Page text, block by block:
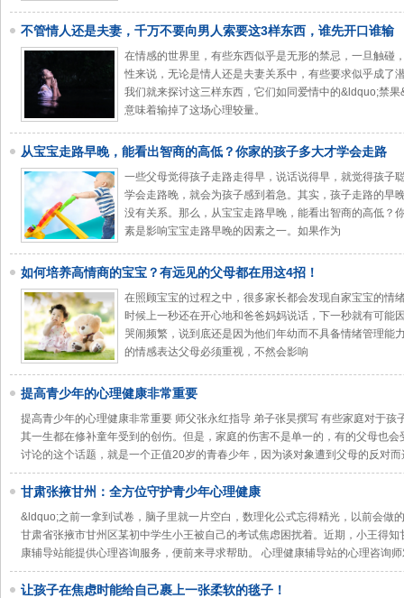
不管情人还是夫妻，千万不要向男人索要这3样东西，谁先开口谁输
在情感的世界里，有些东西似乎是无形的禁忌，一旦触碰
性来说，无论是情人还是夫妻关系中，有些要求似乎成了
我们就来探讨这三样东西，它们如同爱情中的&ldquo;禁
意味着输掉了这场心理较量。
从宝宝走路早晚，能看出智商的高低？你家的孩子多大才学会走路
一些父母觉得孩子走路走得早，说话说得早，就觉得孩子
学会走路晚，就会为孩子感到着急。其实，孩子走路的早
没有关系。那么，从宝宝走路早晚，能看出智商的高低？
素是影响宝宝走路早晚的因素之一。如果作为
如何培养高情商的宝宝？有远见的父母都在用这4招！
在照顾宝宝的过程之中，很多家长都会发现自家宝宝的情
时候上一秒还在开心地和爸爸妈妈说话，下一秒就有可能
哭闹频繁，说到底还是因为他们年幼而不具备情绪管理能
的情感表达父母必须重视，不然会影响
提高青少年的心理健康非常重要
提高青少年的心理健康非常重要 师父张永红指导 弟子张昊撰写 有些家庭对于孩
其一生都在修补童年受到的创伤。但是，家庭的伤害不是单一的，有的父母也
讨论的这个话题，就是一个正值20岁的青春少年，因为谈对象遭到父母的反对
甘肃张掖甘州：全方位守护青少年心理健康
&ldquo;之前一拿到试卷，脑子里就一片空白，数理化公式忘得精光，以前会做
甘肃省张掖市甘州区某初中学生小王被自己的考试焦虑困扰着。近期，小王得
康辅导站能提供心理咨询服务，便前来寻求帮助。 心理健康辅导站的心理咨询
让孩子在焦虑时能给自己裹上一张柔软的毯子！